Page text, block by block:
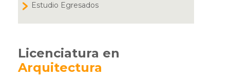
Estudio Egresados
Licenciatura en
Arquitectura